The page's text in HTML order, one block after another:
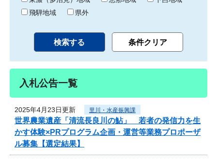
飛騨地域
県外
入札公告一覧
2025年4月23日更新 里川・水産振興課
世界農業遺産「清流長良川の鮎」 若者の発信力を生
かす体験×PRプログラム企画・運営等業務プロポーザ
ル募集【選定結果】